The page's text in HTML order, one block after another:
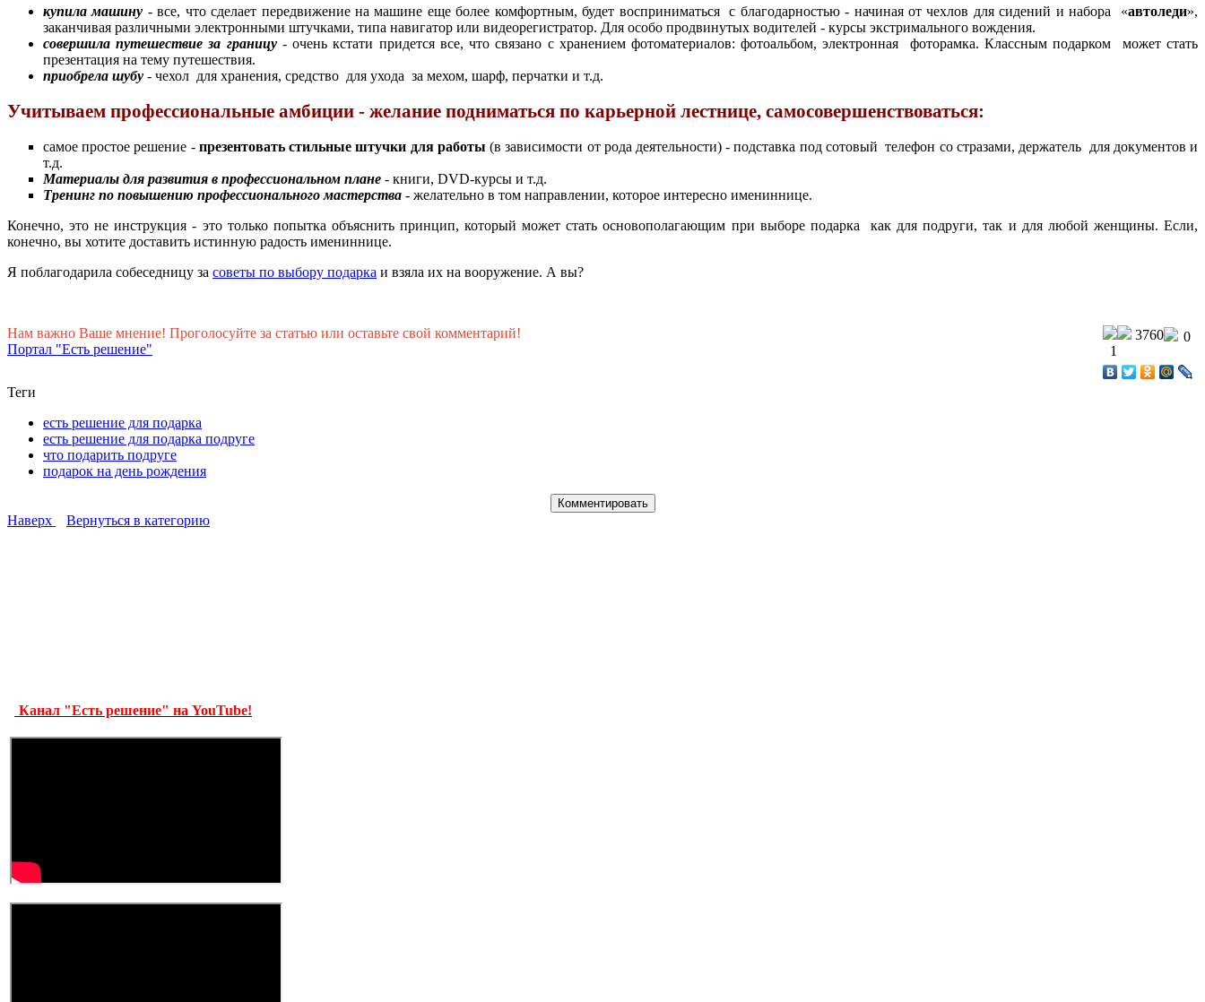
купила машину - все, что сделает передвижение на машине еще более комфортным, будет восприниматься с благодарностью - начиная от чехлов для сидений и набора «автоледи»,
заканчивая различными электронными штучками, типа навигатор или видеорегистратор. Для особо продвинутых водителей - курсы экстримального вождения.
совершила путешествие за границу- очень кстати придется все, что связано с хранением фотоматериалов: фотоальбом, электронная фоторамка. Классным подарком может стать
презентация на тему путешествия.
приобрела шубу - чехол для хранения, средство для ухода за мехом, шарф, перчатки и т.д.
Учитываем профессиональные амбиции - желание подниматься по карьерной лестнице, самосовершенствоваться:
самое простое решение - презентовать стильные штучки для работы(в зависимости от рода деятельности) - подставка под сотовый телефон со стразами, держатель для документов и
т.д.
Материалы для развития в профессиональном плане - книги, DVD-курсы и т.д.
Тренинг по повышению профессионального мастерства - желательно в том направлении, которое интересно имениннице.
Конечно, это не инструкция - это только попытка объяснить принцип, который может стать основополагающим при выборе подарка как для подруги, так и для любой женщины. Если,
конечно, вы хотите доставить истинную радость имениннице.
Я поблагодарила собеседницу за советы по выбору подарка и взяла их на вооружение. А вы?
Нам важно Ваше мнение! Проголосуйте за статью или оставьте свой комментарий!
Портал "Есть решение"
0
3760
1
Теги
есть решение для подарка
есть решение для подарка подруге
что подарить подруге
подарок на день рождения
Наверх Вернуться в категорию
Канал "Есть решение" на YouTube!